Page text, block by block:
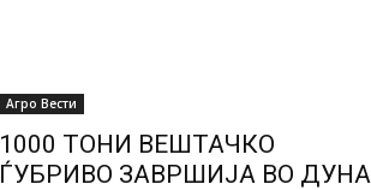
Агро Вести
1000 ТОНИ ВЕШТАЧКО
ЃУБРИВО ЗАВРШИЈА ВО